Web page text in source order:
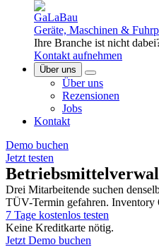
GaLaBau
Geräte, Maschinen &
Ihre Branche ist nicht
Kontakt aufnehmen
Über uns
Über uns
Rezensionen
Jobs
Kontakt
Demo buchen
Jetzt testen
Drei Mitarbeitende suchen
TÜV-Termin gefahren. Inventory
7 Tage kostenlos testen
Keine Kreditkarte nötig.
Jetzt Demo buchen